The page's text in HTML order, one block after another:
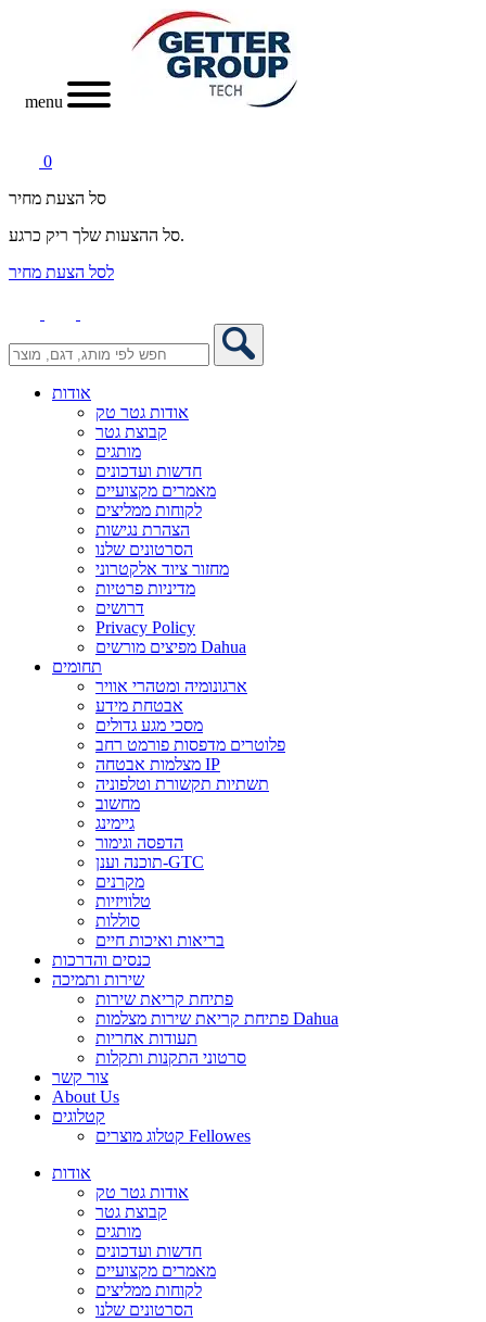
menu
0
סל הצעת מחיר
סל ההצעות שלך ריק כרגע.
לסל הצעת מחיר
אודות
אודות גטר טק
קבוצת גטר
מותגים
חדשות ועדכונים
מאמרים מקצועיים
לקוחות ממליצים
הצהרת נגישות
הסרטונים שלנו
מחזור ציוד אלקטרוני
מדיניות פרטיות
דרושים
Privacy Policy
מפיצים מורשים Dahua
תחומים
ארגונומיה ומטהרי אוויר
אבטחת מידע
מסכי מגע גדולים
פלוטרים מדפסות פורמט רחב
מצלמות אבטחה IP
תשתיות תקשורת וטלפוניה
מחשוב
גיימינג
הדפסה וגימור
תוכנה וענן-GTC
מקרנים
טלוויזיות
סוללות
בריאות ואיכות חיים
כנסים והדרכות
שירות ותמיכה
פתיחת קריאת שירות
פתיחת קריאת שירות מצלמות Dahua
תעודות אחריות
סרטוני התקנות ותקלות
צור קשר
About Us
קטלוגים
קטלוג מוצרים Fellowes
אודות
אודות גטר טק
קבוצת גטר
מותגים
חדשות ועדכונים
מאמרים מקצועיים
לקוחות ממליצים
הסרטונים שלנו